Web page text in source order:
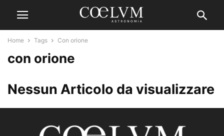
Home Tags Con orione
con orione
Nessun Articolo da visualizzare